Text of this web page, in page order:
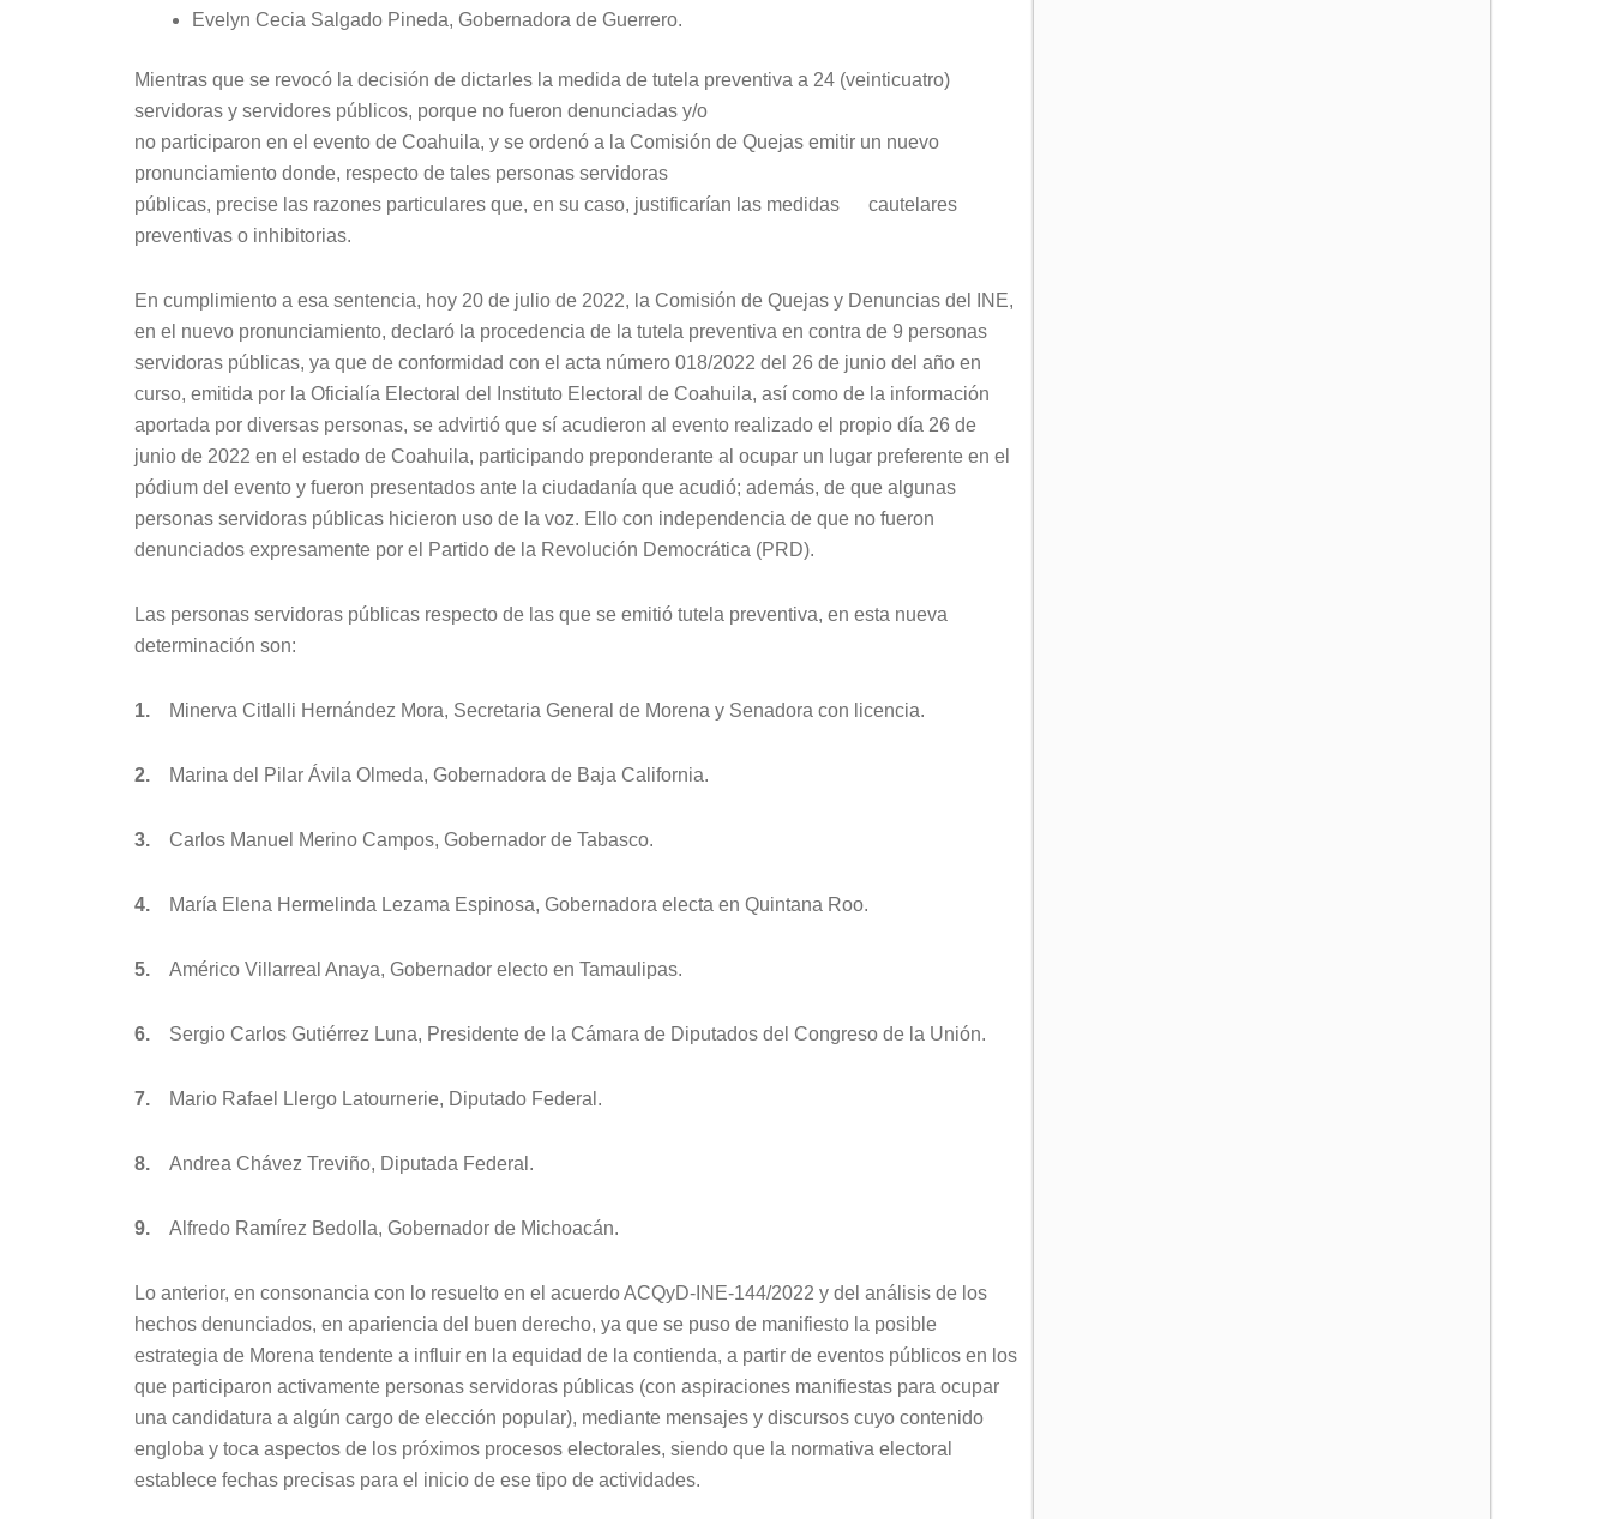
Evelyn Cecia Salgado Pineda, Gobernadora de Guerrero.
Mientras que se revocó la decisión de dictarles la medida de tutela preventiva a 24 (veinticuatro)
servidoras y servidores públicos, porque no fueron denunciadas y/o
no participaron en el evento de Coahuila, y se ordenó a la Comisión de Quejas emitir un nuevo
pronunciamiento donde, respecto de tales personas servidoras
públicas, precise las razones particulares que, en su caso, justificarían las medidas cautelares
preventivas o inhibitorias.
En cumplimiento a esa sentencia, hoy 20 de julio de 2022, la Comisión de Quejas y Denuncias del INE,
en el nuevo pronunciamiento, declaró la procedencia de la tutela preventiva en contra de 9 personas
servidoras públicas, ya que de conformidad con el acta número 018/2022 del 26 de junio del año en
curso, emitida por la Oficialía Electoral del Instituto Electoral de Coahuila, así como de la información
aportada por diversas personas, se advirtió que sí acudieron al evento realizado el propio día 26 de
junio de 2022 en el estado de Coahuila, participando preponderante al ocupar un lugar preferente en el
pódium del evento y fueron presentados ante la ciudadanía que acudió; además, de que algunas
personas servidoras públicas hicieron uso de la voz. Ello con independencia de que no fueron
denunciados expresamente por el Partido de la Revolución Democrática (PRD).
Las personas servidoras públicas respecto de las que se emitió tutela preventiva, en esta nueva
determinación son:
1. Minerva Citlalli Hernández Mora, Secretaria General de Morena y Senadora con licencia.
2. Marina del Pilar Ávila Olmeda, Gobernadora de Baja California.
3. Carlos Manuel Merino Campos, Gobernador de Tabasco.
4. María Elena Hermelinda Lezama Espinosa, Gobernadora electa en Quintana Roo.
5. Américo Villarreal Anaya, Gobernador electo en Tamaulipas.
6. Sergio Carlos Gutiérrez Luna, Presidente de la Cámara de Diputados del Congreso de la Unión.
7. Mario Rafael Llergo Latournerie, Diputado Federal.
8. Andrea Chávez Treviño, Diputada Federal.
9. Alfredo Ramírez Bedolla, Gobernador de Michoacán.
Lo anterior, en consonancia con lo resuelto en el acuerdo ACQyD-INE-144/2022 y del análisis de los
hechos denunciados, en apariencia del buen derecho, ya que se puso de manifiesto la posible
estrategia de Morena tendente a influir en la equidad de la contienda, a partir de eventos públicos en los
que participaron activamente personas servidoras públicas (con aspiraciones manifiestas para ocupar
una candidatura a algún cargo de elección popular), mediante mensajes y discursos cuyo contenido
engloba y toca aspectos de los próximos procesos electorales, siendo que la normativa electoral
establece fechas precisas para el inicio de ese tipo de actividades.